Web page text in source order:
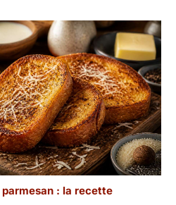
parmesan : la recette